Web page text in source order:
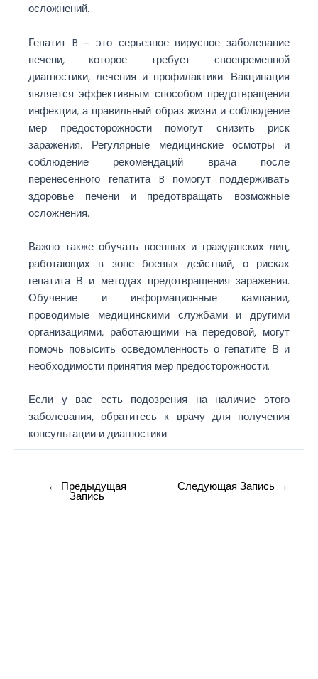
осложнений.
Гепатит B – это серьезное вирусное заболевание
печени, которое требует своевременной
диагностики, лечения и профилактики. Вакцинация
является эффективным способом предотвращения
инфекции, а правильный образ жизни и соблюдение
мер предосторожности помогут снизить риск
заражения. Регулярные медицинские осмотры и
соблюдение рекомендаций врача после
перенесенного гепатита B помогут поддерживать
здоровье печени и предотвращать возможные
осложнения.
Важно также обучать военных и гражданских лиц,
работающих в зоне боевых действий, о рисках
гепатита В и методах предотвращения заражения.
Обучение и информационные кампании,
проводимые медицинскими службами и другими
организациями, работающими на передовой, могут
помочь повысить осведомленность о гепатите В и
необходимости принятия мер предосторожности.
Если у вас есть подозрения на наличие этого
заболевания, обратитесь к врачу для получения
консультации и диагностики.
← Предыдущая
Запись
Следующая Запись →